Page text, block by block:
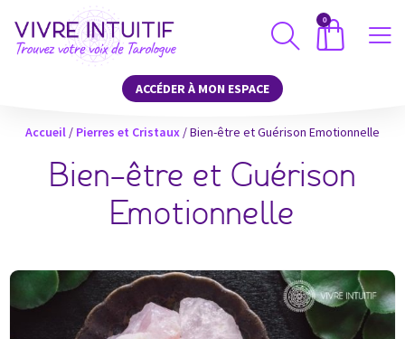
0
ACCÉDER À MON ESPACE
Accueil / Pierres et Cristaux /Bien-être et Guérison Emotionnelle
Bien-être et Guérison
Emotionnelle